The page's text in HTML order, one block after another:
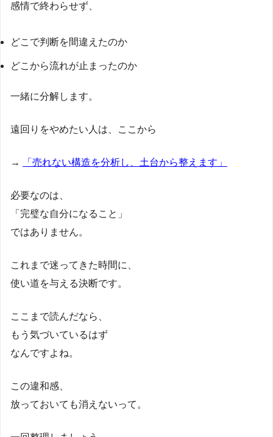
感情で終わらせず、
どこで判断を間違えたのか
どこから流れが止まったのか
一緒に分解します。
遠回りをやめたい人は、ここから
→ 「売れない構造を分析し、土台から整えます」
必要なのは、
「完璧な自分になること」
ではありません。
これまで迷ってきた時間に、
使い道を与える決断です。
ここまで読んだなら、
もう気づいているはず
なんですよね。
この違和感、
放っておいても消えないって。